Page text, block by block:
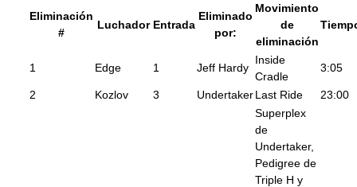
Eliminación
#
Luchador Entrada
Eliminado
por:
Movimiento
de
eliminación
1 Edge 1 Jeff Hardy
Inside
Cradle
3:05
2 Kozlov 3 UndertakerLast Ride
23:00
Superplex
de
Undertaker,
Pedigree de
Triple H y